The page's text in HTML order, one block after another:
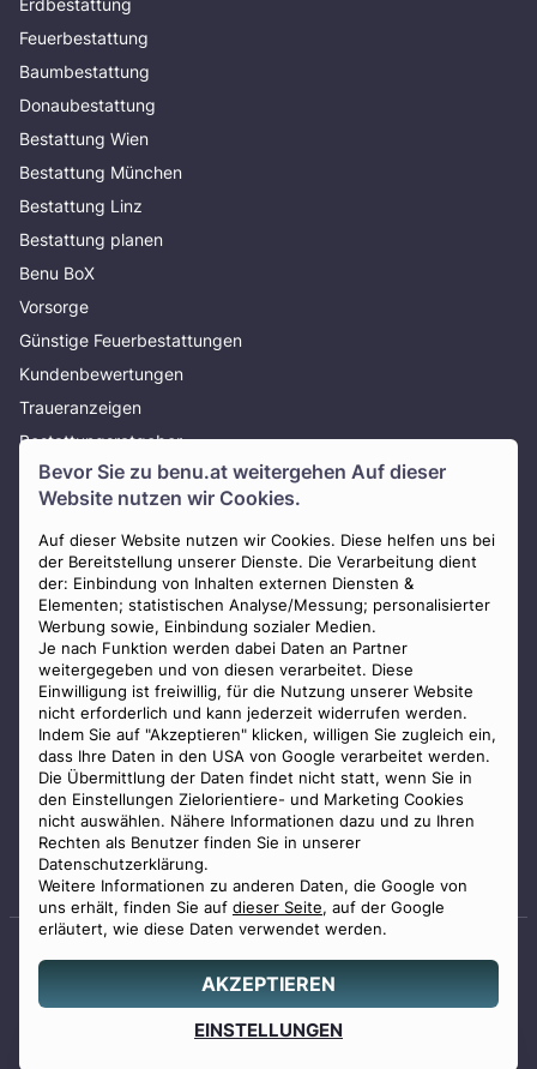
Bevor Sie zu benu.at weitergehen Auf dieser
Website nutzen wir Cookies.
Auf dieser Website nutzen wir Cookies. Diese helfen uns bei
der Bereitstellung unserer Dienste. Die Verarbeitung dient
der: Einbindung von Inhalten externen Diensten &
Elementen; statistischen Analyse/Messung; personalisierter
Werbung sowie, Einbindung sozialer Medien.
Je nach Funktion werden dabei Daten an Partner
weitergegeben und von diesen verarbeitet. Diese
Einwilligung ist freiwillig, für die Nutzung unserer Website
nicht erforderlich und kann jederzeit widerrufen werden.
Indem Sie auf "Akzeptieren" klicken, willigen Sie zugleich ein,
dass Ihre Daten in den USA von Google verarbeitet werden.
Die Übermittlung der Daten findet nicht statt, wenn Sie in
den Einstellungen Zielorientiere- und Marketing Cookies
nicht auswählen. Nähere Informationen dazu und zu Ihren
Rechten als Benutzer finden Sie in unserer
Datenschutzerklärung.
Weitere Informationen zu anderen Daten, die Google von
uns erhält, finden Sie auf dieser Seite, auf der Google
erläutert, wie diese Daten verwendet werden.
AKZEPTIEREN
EINSTELLUNGEN
0800 88 44 04
erstellen
Erdbestattung
Feuerbestattung
Baumbestattung
Donaubestattung
Bestattung Wien
Bestattung München
Bestattung Linz
Bestattung planen
Benu BoX
Vorsorge
Günstige Feuerbestattungen
Kundenbewertungen
Traueranzeigen
Bestattungsratgeber
Über uns
Presse
AGB
Impressum
Datenschutz
Widerrufsbelehrung
Zahlungsmöglichkeiten
Staatlich geprüfter
© 2026 Benu GmbH. Alle Rechte vorbehalten.